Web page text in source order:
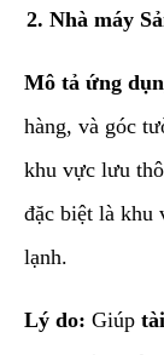
​2. Nhà máy
Mô tả ứng
hàng, và góc
khu vực lưu
đặc biệt là khu
lạnh.
Lý do: Giúp